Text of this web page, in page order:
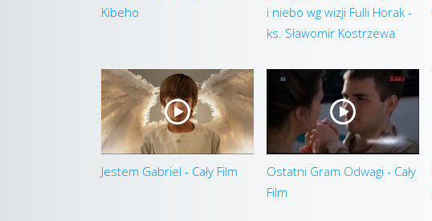
Kibeho
i niebo wg wizji Fulli Horak -
ks. Sławomir Kostrzewa
Jestem Gabriel - Cały Film
Ostatni Gram Odwagi - Cały
Film